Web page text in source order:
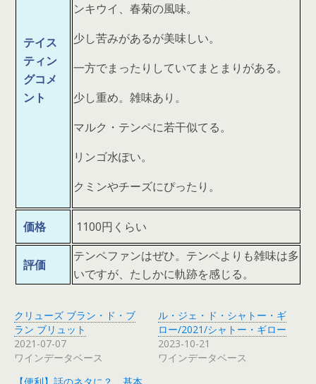
テイス
ティン
グコメ
ント
ンキウイ、春菊の風味。
少し苦みがあるが美味しい。
一方でまったりしていてまとまりがある。
少し重め。雑味あり。
マルク・テンペに若干似てる。
リンゴ水ぽい。
クミンやチーズにぴったり。
価格 1100円くらい
評価
テンペファンはぜひ。テンペよりも雑味は多
いですが、たしかに軌跡を感じる。
クリューズ ブラン・ド・ブ
ラン ブリュット
2021-07-07
ワインデータベース
ル・ジェ・ド・シャトー・ギ
ロー/2021/シャトー・ギロー
2023-10-21
ワインデータベース